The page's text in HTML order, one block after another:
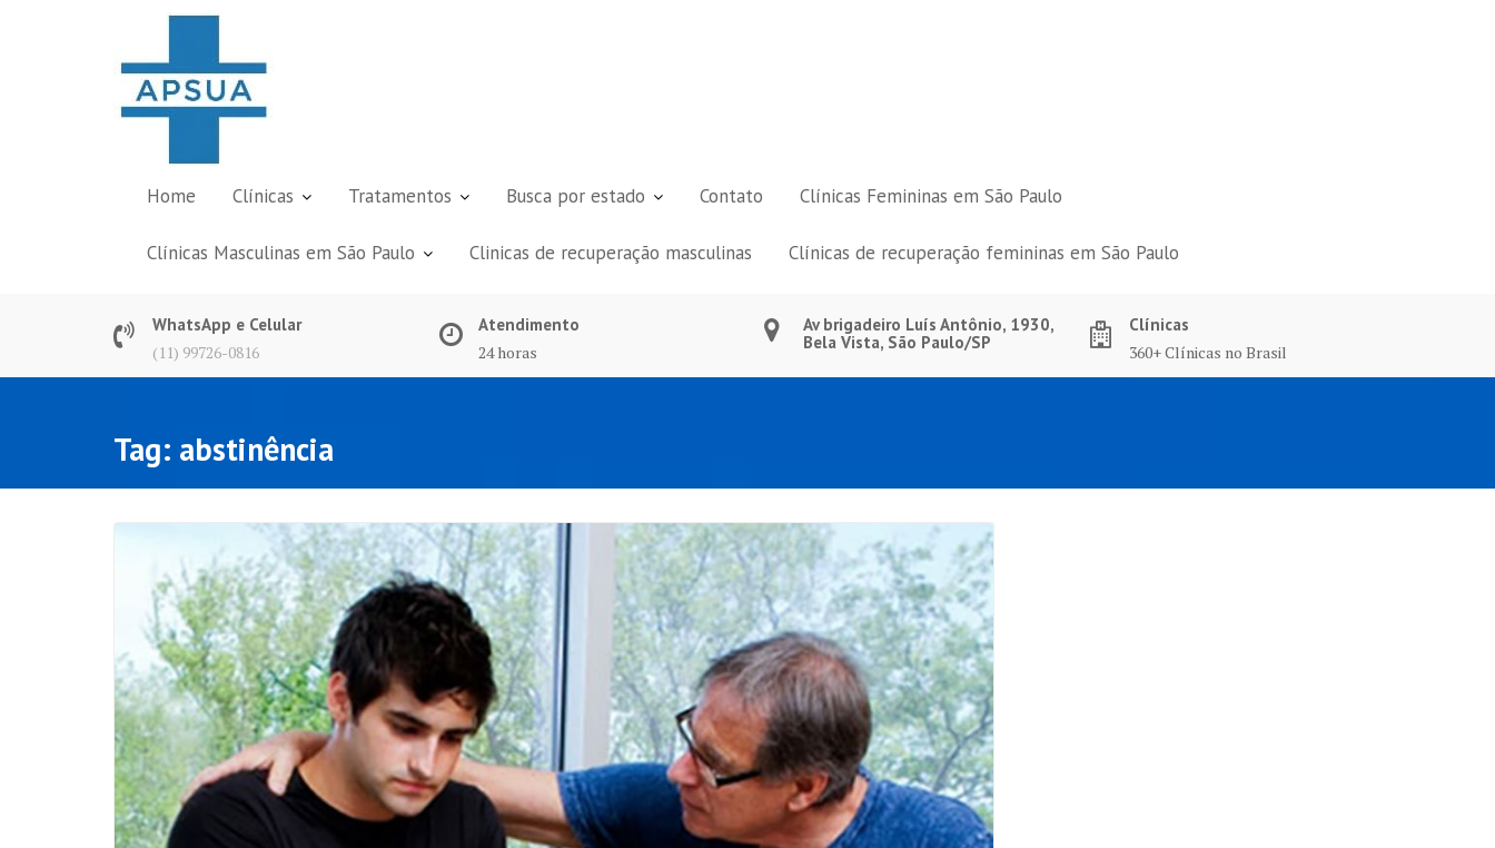
Home Clínicas Tratamentos Busca por estado Contato Clínicas Femininas em São Paulo
Clínicas Masculinas em São Paulo Clinicas de recuperação masculinas Clínicas de recuperação femininas em São Paulo
WhatsApp e Celular
(11) 99726-0816
Atendimento
24 horas
Av brigadeiro Luís Antônio, 1930,
Bela Vista, São Paulo/SP
Clínicas
360+ Clínicas no Brasil
Tag: abstinência